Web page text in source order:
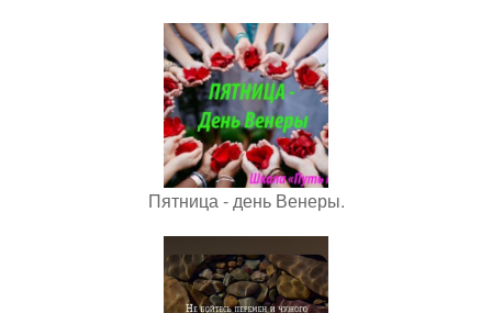
Пятница - день Венеры.